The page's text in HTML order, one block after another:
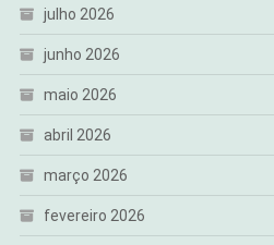
julho 2026
junho 2026
maio 2026
abril 2026
março 2026
fevereiro 2026